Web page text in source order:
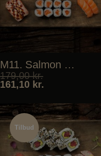
M11. Salmon Biggie
179,00kr.
161,10 kr.
Tilbud
Tilbud